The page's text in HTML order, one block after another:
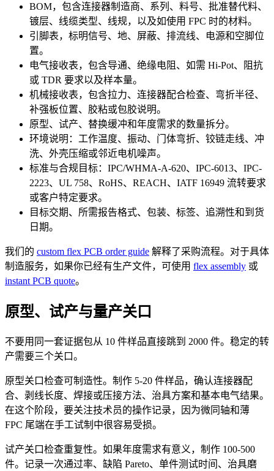
BOM，包含连接器制造商、系列、料号、批准替代料、
镀层、线缆类型、线规，以及如使用 FPC 时的材料。
引脚表，标明信号、地、屏蔽、排流线、电源和空脚位
置。
电气接收表，包含导通、绝缘电阻、如需 Hi-Pot、阻抗
或 TDR 要求以及样本量。
机械接收表，包含拉力、连接器配合检查、弯折半径、
补强板位置、胶粘或包胶说明。
原型、试产、替换缓冲和年度需求的数量拆分。
环境说明：工作温度、振动、门体弯折、铰链走线、冲
洗、外壳压缩或邻近电机噪声。
标准与合规目标：IPC/WHMA-A-620、IPC-6013、IPC-
2223、UL 758、RoHS、REACH、IATF 16949 流转要求
或客户特定要求。
目标交期、所需报告格式、包装、标签、追溯性和到货
日期。
我们的 custom flex PCB order guide 解释了采购流程。对于具体
制造服务，如果你已经有生产文件，可使用 flex assembly 或
instant PCB quote。
原型、试产与量产关口
不要用同一套证据包从 10 件样品直接跳到 2000 件。稳定的转
产需要三个关口。
原型关口检查可制造性。制作 5-20 件样品，确认连接器配
合、剥线长度、焊接或压接方法、治具方案和基本电气结果。
在这个阶段，要关注技术员的操作记录，因为微同轴和薄
FPC 尾端在手工试制中很容易受损。
试产关口检查重复性。如果年度需求有意义，制作 100-500
件。记录一次通过率、缺陷 Pareto、单件测试时间、治具磨